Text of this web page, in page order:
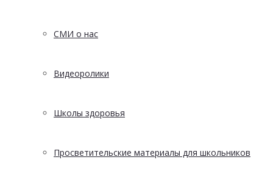
СМИ о нас
Видеоролики
Школы здоровья
Просветительские материалы для школьников